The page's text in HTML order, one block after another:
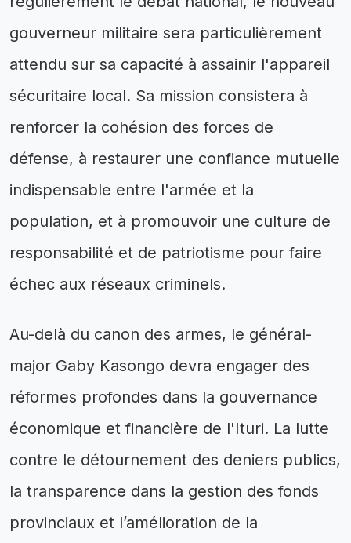
gouverneur militaire sera particulièrement
attendu sur sa capacité à assainir l'appareil
sécuritaire local. Sa mission consistera à
renforcer la cohésion des forces de
défense, à restaurer une confiance mutuelle
indispensable entre l'armée et la
population, et à promouvoir une culture de
responsabilité et de patriotisme pour faire
échec aux réseaux criminels.
Au-delà du canon des armes, le général-
major Gaby Kasongo devra engager des
réformes profondes dans la gouvernance
économique et financière de l'Ituri. La lutte
contre le détournement des deniers publics,
la transparence dans la gestion des fonds
provinciaux et l’amélioration de la